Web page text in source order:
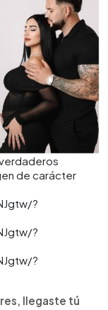
de carácter
?
?
?
llegaste tú